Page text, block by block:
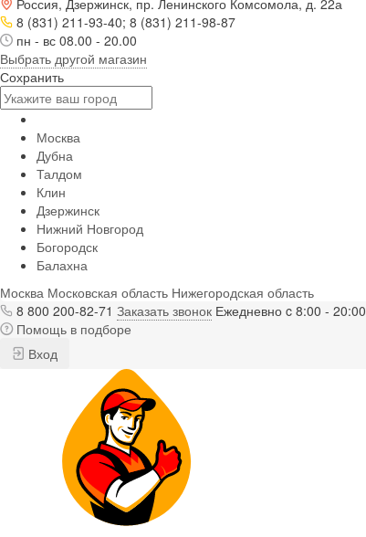
8 (831) 211-93-40; 8 (831) 211-98-87
пн - вс 08.00 - 20.00
Выбрать другой магазин
Сохранить
Москва
Дубна
Талдом
Клин
Дзержинск
Нижний Новгород
Богородск
Балахна
Москва Московская область Нижегородская область
8 800 200-82-71 Заказать звонок Ежедневно c 8:00 - 20:00
Помощь в подборе
Вход